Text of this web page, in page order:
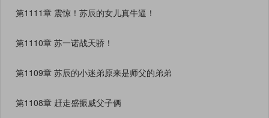
第1111章 震惊！苏辰的女儿真牛逼！
第1110章 苏一诺战天骄！
第1109章 苏辰的小迷弟原来是师父的弟弟
第1108章 赶走盛振威父子俩